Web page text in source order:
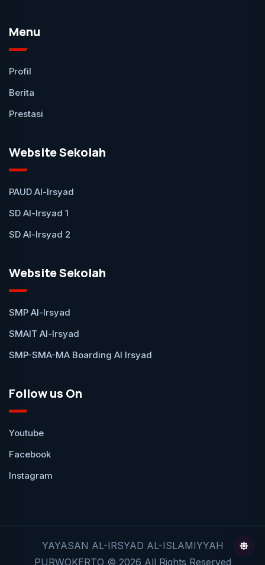
Menu
Profil
Berita
Prestasi
Website Sekolah
PAUD Al-Irsyad
SD Al-Irsyad 1
SD Al-Irsyad 2
Website Sekolah
SMP Al-Irsyad
SMAIT Al-Irsyad
SMP-SMA-MA Boarding Al Irsyad
Follow us On
Youtube
Facebook
Instagram
YAYASAN AL-IRSYAD AL-ISLAMIYYAH
PURWOKERTO © 2026 All Rights Reserved